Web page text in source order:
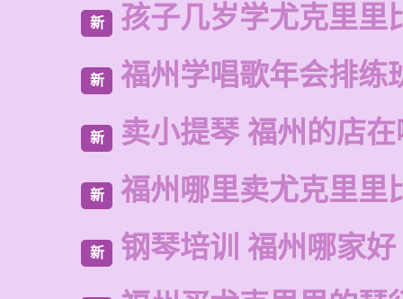
新 孩子几岁学尤克里里
新 福州学唱歌年会排练
新 卖小提琴 福州的店
新 福州哪里卖尤克里里
新 钢琴培训 福州哪家好